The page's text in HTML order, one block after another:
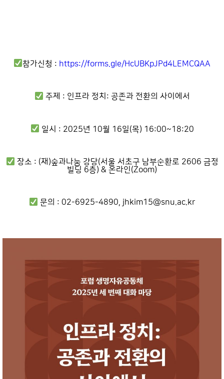
참가신청 : https://forms.gle/HcUBKpJPd4LEMCQAA
주제 : 인프라 정치: 공존과 전환의 사이에서
일시 : 2025년 10월 16일(목) 16:00~18:20
장소 : (재)숲과나눔 강당(서울 서초구 남부순환로 2606 금정
빌딩 6층) & 온라인(Zoom)
문의 : 02-6925-4890, jhkim15@snu.ac.kr